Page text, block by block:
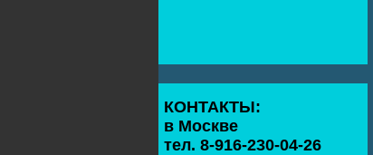
КОНТАКТЫ:
в Москве
тел. 8-916-230-04-26